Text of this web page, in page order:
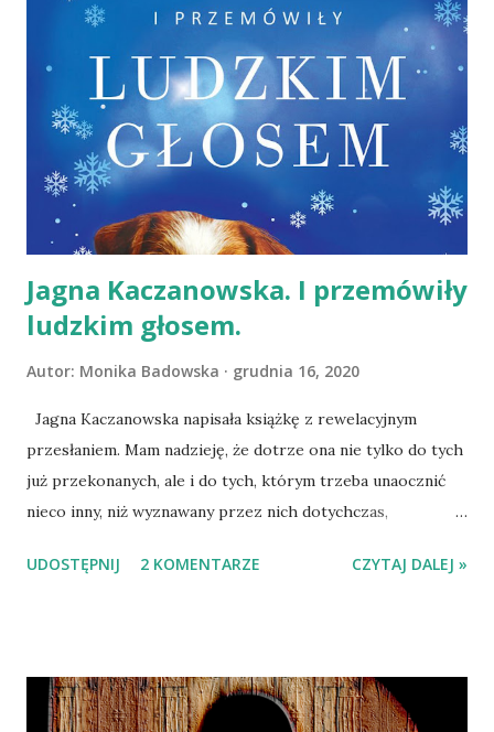
robi też coś co pewnego dnia sprawia, że do jej domu
listonosz przynosi list, nietypowy. Z prokuratury. A potem
wędrujemy w przeszłość, poznajemy Marylę znacznie
młodszą i obserwując jej losy dowiadujemy się co sprawiło,
że jest jaka jest, a do jej domu trafia całe mnóstwo listów z
marzeniami. I dlaczego znaczna większość mieszkańców
staje murem za nią wówczas, gdy ktoś próbuje wmówić
organom ścigania, że starsza pani popełnia przestępstwa.
Jestem ...
Jagna Kaczanowska. I przemówiły
ludzkim głosem.
Autor: Monika Badowska grudnia 16, 2020
Jagna Kaczanowska napisała książkę z rewelacyjnym
przesłaniem. Mam nadzieję, że dotrze ona nie tylko do tych
już przekonanych, ale i do tych, którym trzeba unaocznić
nieco inny, niż wyznawany przez nich dotychczas,
pełnych, niepełnych (z różnych przyczyn), szczęśliwych i
który wylądować miał na wigilijnym stole, osioł z
przykościelnej stajenki, ptasznik i jeszcze kilka innych.
UDOSTĘPNIJ 2 KOMENTARZE CZYTAJ DALEJ »